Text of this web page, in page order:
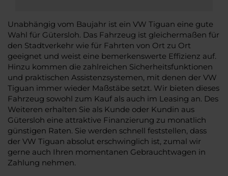
Unabhängig vom Baujahr ist ein VW Tiguan eine gute
Wahl für Gütersloh. Das Fahrzeug ist gleichermaßen für
den Stadtverkehr wie für Fahrten von Ort zu Ort
geeignet und weist eine bemerkenswerte Effizienz auf.
Hinzu kommen die zahlreichen Sicherheitsfunktionen
und praktischen Assistenzsystemen, mit denen der VW
Tiguan immer wieder Maßstäbe setzt. Wir bieten dieses
Fahrzeug sowohl zum Kauf als auch im Leasing an. Des
Weiteren erhalten Sie als Kunde oder Kundin aus
Gütersloh eine attraktive Finanzierung zu monatlich
günstigen Raten. Sie werden schnell feststellen, dass
der VW Tiguan absolut erschwinglich ist, zumal wir
gerne auch Ihren momentanen Gebrauchtwagen in
Zahlung nehmen.